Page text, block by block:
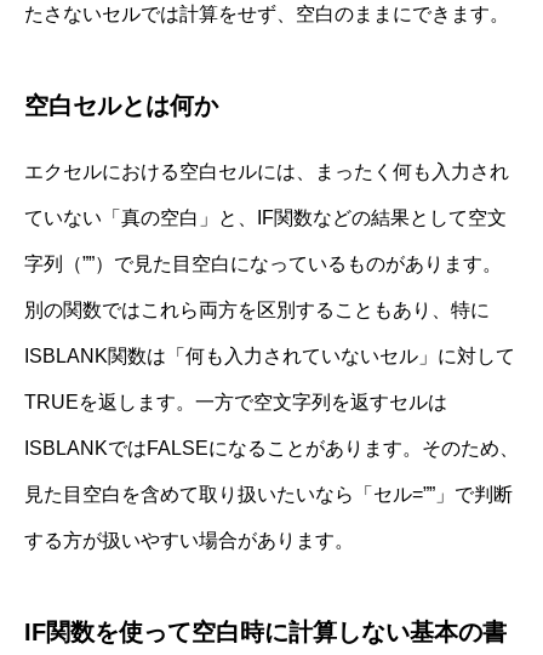
たさないセルでは計算をせず、空白のままにできます。
空白セルとは何か
エクセルにおける空白セルには、まったく何も入力され
ていない「真の空白」と、IF関数などの結果として空文
字列（””）で見た目空白になっているものがあります。
別の関数ではこれら両方を区別することもあり、特に
ISBLANK関数は「何も入力されていないセル」に対して
TRUEを返します。一方で空文字列を返すセルは
ISBLANKではFALSEになることがあります。そのため、
見た目空白を含めて取り扱いたいなら「セル=””」で判断
する方が扱いやすい場合があります。
IF関数を使って空白時に計算しない基本の書